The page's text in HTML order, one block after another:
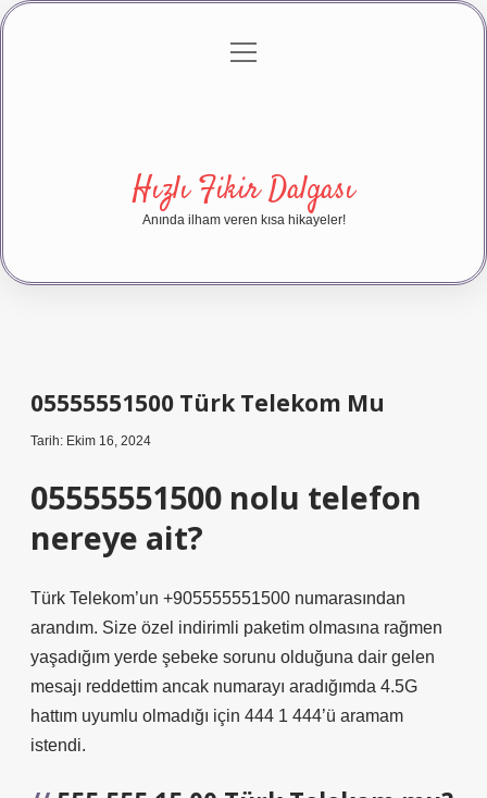
Gizlilik Politikası
menüyü
Hızlı Fikir Dalgası
Anında ilham veren kısa hikayeler!
05555551500 Türk Telekom Mu
Tarih: Ekim 16, 2024
05555551500 nolu telefon
nereye ait?
Türk Telekom’un +905555551500 numarasından
arandım. Size özel indirimli paketim olmasına rağmen
yaşadığım yerde şebeke sorunu olduğuna dair gelen
mesajı reddettim ancak numarayı aradığımda 4.5G
hattım uyumlu olmadığı için 444 1 444’ü aramam
istendi.